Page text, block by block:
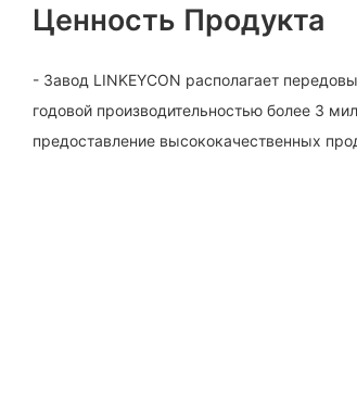
Ценность Продукта
- Завод LINKEYCON располагает
годовой производительностью более 3
предоставление высококачественных